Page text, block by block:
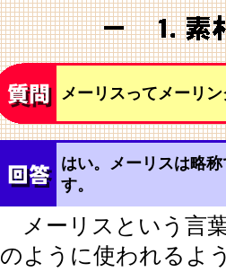
メーリスってメーリ
はい。メーリスは略
す。
メーリスという言
のように使われるよ